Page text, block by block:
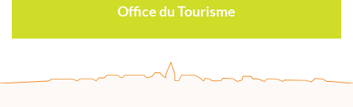
Office du Tourisme